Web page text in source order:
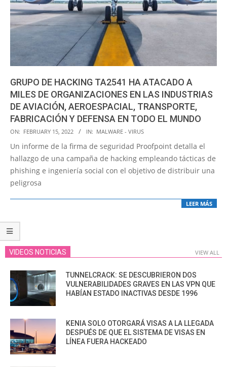
GRUPO DE HACKING TA2541 HA ATACADO A
MILES DE ORGANIZACIONES EN LAS INDUSTRIAS
DE AVIACIÓN, AEROESPACIAL, TRANSPORTE,
FABRICACIÓN Y DEFENSA EN TODO EL MUNDO
2022-
02-
15
ON: FEBRUARY 15, 2022 IN: MALWARE - VIRUS
Un informe de la firma de seguridad Proofpoint detalla el
hallazgo de una campaña de hacking empleando tácticas de
phishing e ingeniería social con el objetivo de distribuir una
peligrosa
LEER MÁS
VIDEOS NOTICIAS VIEW ALL
TUNNELCRACK: SE DESCUBRIERON DOS
VULNERABILIDADES GRAVES EN LAS VPN QUE
HABÍAN ESTADO INACTIVAS DESDE 1996
KENIA SOLO OTORGARÁ VISAS A LA LLEGADA
DESPUÉS DE QUE EL SISTEMA DE VISAS EN
LÍNEA FUERA HACKEADO